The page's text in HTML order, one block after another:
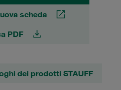
scheda
PDF
dei prodotti STAUFF